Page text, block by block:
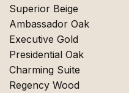
Superior Beige
Ambassador Oak
Executive Gold
Presidential Oak
Charming Suite
Regency Wood